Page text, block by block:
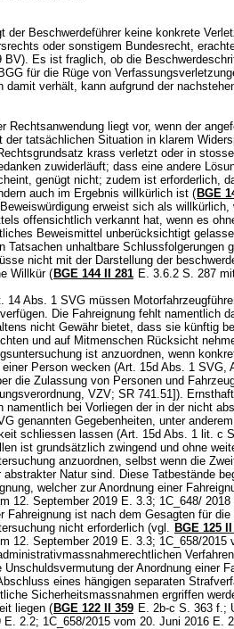
der Beschwerdeführer keine konkrete
oder sonstigem Bundesrecht,
BV). Es ist fraglich, ob die
für die Rüge von
damit verhält, kann aufgrund der
Rechtsanwendung liegt vor, wenn der
der tatsächlichen Situation in klarem
krass verletzt oder in
zuwiderläuft; dass eine andere
genügt nicht; zudem ist erforderlich,
auch im Ergebnis willkürlich ist (BGE
erweist sich als
offensichtlich verkannt hat, wenn es
Beweismittel unberücksichtigt
Tatsachen unhaltbare Schlussfolgerungen
nicht mit der Darstellung der
Willkür ( BGE 144 II 281 E. 3.6.2 S. 287
14 Abs. 1 SVG müssen
Die Fahreignung fehlt namentlich
nicht Gewähr bietet, dass sie künftig
und auf Mitmenschen Rücksicht
ist anzuordnen, wenn
Person wecken (Art. 15d Abs. 1 SVG,
die Zulassung von Personen und
VZV; SR 741.51]).
namentlich bei Vorliegen der in der nicht
genannten Gegebenheiten, unter
schliessen lassen (Art. 15d Abs. 1 lit. c
ist grundsätzlich zwingend und ohne
anzuordnen, selbst wenn die
abstrakter Natur sind. Diese Tatbestände
welcher zur Anordnung einer
12. September 2019 E. 3.3; 1C_648/
Fahreignung ist nach dem Gesagten für
nicht erforderlich (vgl. BGE 125
12. September 2019 E. 3.3; 1C_658/
der Anordnung einer
eines hängigen separaten
Sicherheitsmassnahmen ergriffen
liegen ( BGE 122 II 359 E. 2b-c S. 363 f.;
E. 2.2; 1C_658/2015 vom 20. Juni 2016 E.